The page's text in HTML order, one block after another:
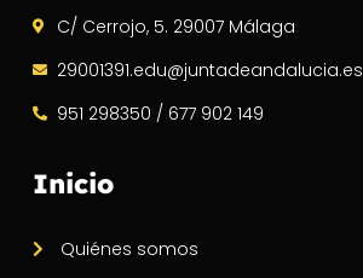
C/ Cerrojo, 5. 29007 Málaga
29001391.edu@juntadeandalucia.es
951 298350 / 677 902 149
Inicio
Quiénes somos